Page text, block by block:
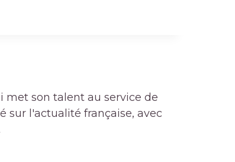
met son talent au service de
sur l'actualité française, avec